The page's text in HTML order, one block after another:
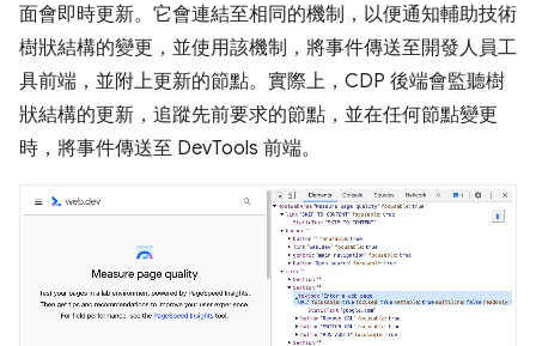
面會即時更新。它會連結至相同的機制，以便通知輔助技術
樹狀結構的變更，並使用該機制，將事件傳送至開發人員工
具前端，並附上更新的節點。實際上，CDP 後端會監聽樹
狀結構的更新，追蹤先前要求的節點，並在任何節點變更
時，將事件傳送至 DevTools 前端。